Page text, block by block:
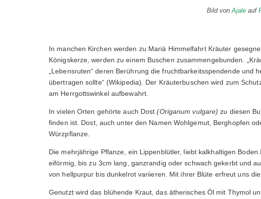
Bild von Ajaleauf
In manchen Kirchen werden zu Mariä Himmelfahrt Kräuter
Königskerze, werden zu einem Buschen zusammengebunden.
„Lebensruten“ deren Berührung die fruchtbarkeitsspendende und
übertragen sollte“ (Wikipedia). Der Kräuterbuschen wird zum
am Herrgottswinkel aufbewahrt.
In vielen Orten gehörte auch Dost(Origanum vulgare)zu diesen
finden ist. Dost, auch unter den Namen Wohlgemut, Berghopfen
Würzpflanze.
Die mehrjährige Pflanze, ein Lippenblütler, liebt kalkhaltigen
eiförmig, bis zu 3cm lang, ganzrandig oder schwach gekerbt und
von hellpurpur bis dunkelrot variieren. Mit ihrer Blüte erfreut uns
Genutzt wird das blühende Kraut, das ätherisches Öl mit Thymol